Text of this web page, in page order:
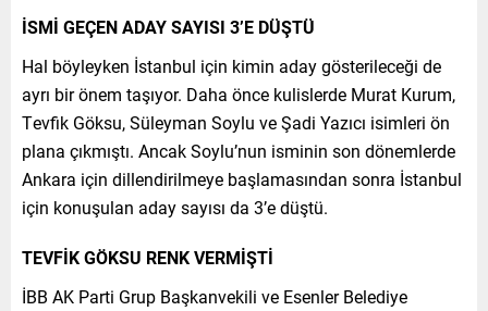
İSMİ GEÇEN ADAY SAYISI 3’E DÜŞTÜ
Hal böyleyken İstanbul için kimin aday gösterileceği de
ayrı bir önem taşıyor. Daha önce kulislerde Murat Kurum,
Tevfik Göksu, Süleyman Soylu ve Şadi Yazıcı isimleri ön
plana çıkmıştı. Ancak Soylu’nun isminin son dönemlerde
Ankara için dillendirilmeye başlamasından sonra İstanbul
için konuşulan aday sayısı da 3’e düştü.
TEVFİK GÖKSU RENK VERMİŞTİ
İBB AK Parti Grup Başkanvekili ve Esenler Belediye